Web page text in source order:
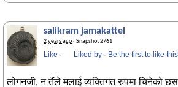
salikram jamakattel
2 years ago· Snapshot 2761
Like · Liked by · Be the first to like
लोगनजी, न तैंले मलाई व्यक्तिगत रुपमा चिनेको